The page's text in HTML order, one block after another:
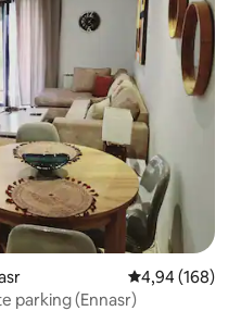
Priemerné
4,94 (168)
parking (Ennasr)